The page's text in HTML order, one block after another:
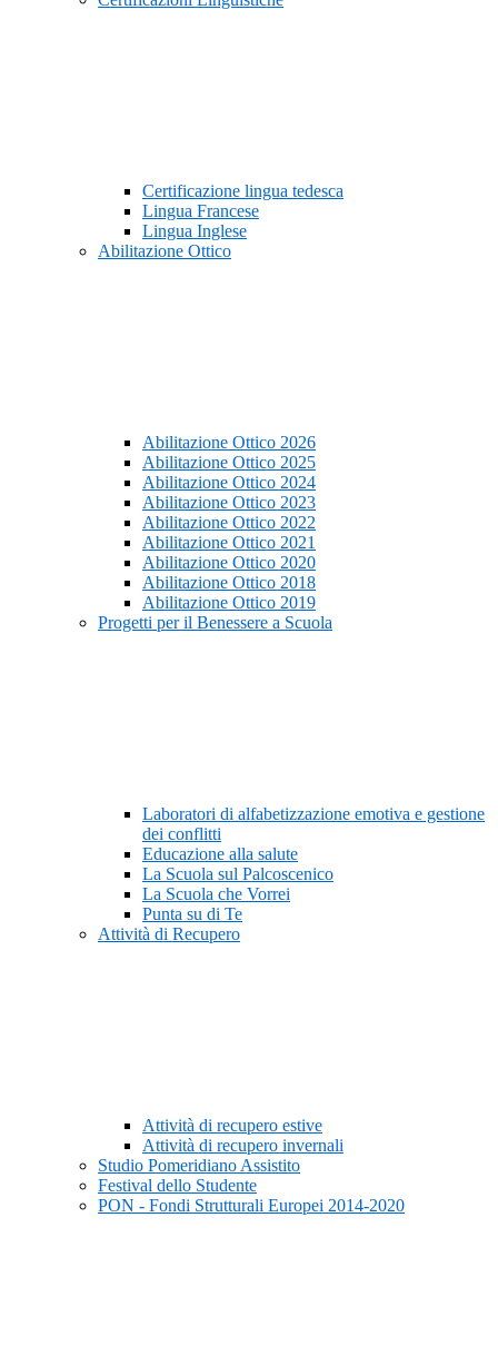
Certificazione lingua tedesca
Lingua Francese
Lingua Inglese
Abilitazione Ottico
Abilitazione Ottico 2026
Abilitazione Ottico 2025
Abilitazione Ottico 2024
Abilitazione Ottico 2023
Abilitazione Ottico 2022
Abilitazione Ottico 2021
Abilitazione Ottico 2020
Abilitazione Ottico 2018
Abilitazione Ottico 2019
Progetti per il Benessere a Scuola
Laboratori di alfabetizzazione emotiva e gestione
dei conflitti
Educazione alla salute
La Scuola sul Palcoscenico
La Scuola che Vorrei
Punta su di Te
Attività di Recupero
Attività di recupero estive
Attività di recupero invernali
Studio Pomeridiano Assistito
Festival dello Studente
PON - Fondi Strutturali Europei 2014-2020